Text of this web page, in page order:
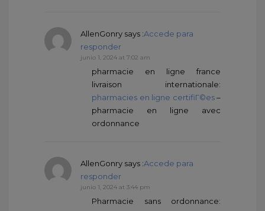
AllenGonry says :Accede para
responder
junio 1, 2024 at 7:02 am
pharmacie en ligne france
livraison internationale:
pharmacies en ligne certifiГ©es–
pharmacie en ligne avec
ordonnance
AllenGonry says :Accede para
responder
junio 1, 2024 at 3:44 pm
Pharmacie sans ordonnance: